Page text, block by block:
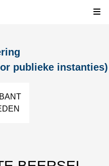
publieke instanties)